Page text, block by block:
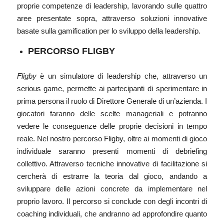
proprie competenze di leadership, lavorando sulle quattro
aree presentate sopra, attraverso soluzioni innovative
basate sulla gamification per lo sviluppo della leadership.
PERCORSO FLIGBY
Fligbyè un simulatore di leadership che, attraverso un
serious game, permette ai partecipanti di sperimentare in
prima persona il ruolo di Direttore Generale di un’azienda. I
giocatori faranno delle scelte manageriali e potranno
vedere le conseguenze delle proprie decisioni in tempo
reale. Nel nostro percorso Fligby, oltre ai momenti di gioco
individuale saranno presenti momenti di debriefing
collettivo. Attraverso tecniche innovative di facilitazione si
cercherà di estrarre la teoria dal gioco, andando a
sviluppare delle azioni concrete da implementare nel
proprio lavoro. Il percorso si conclude con degli incontri di
coaching individuali, che andranno ad approfondire quanto